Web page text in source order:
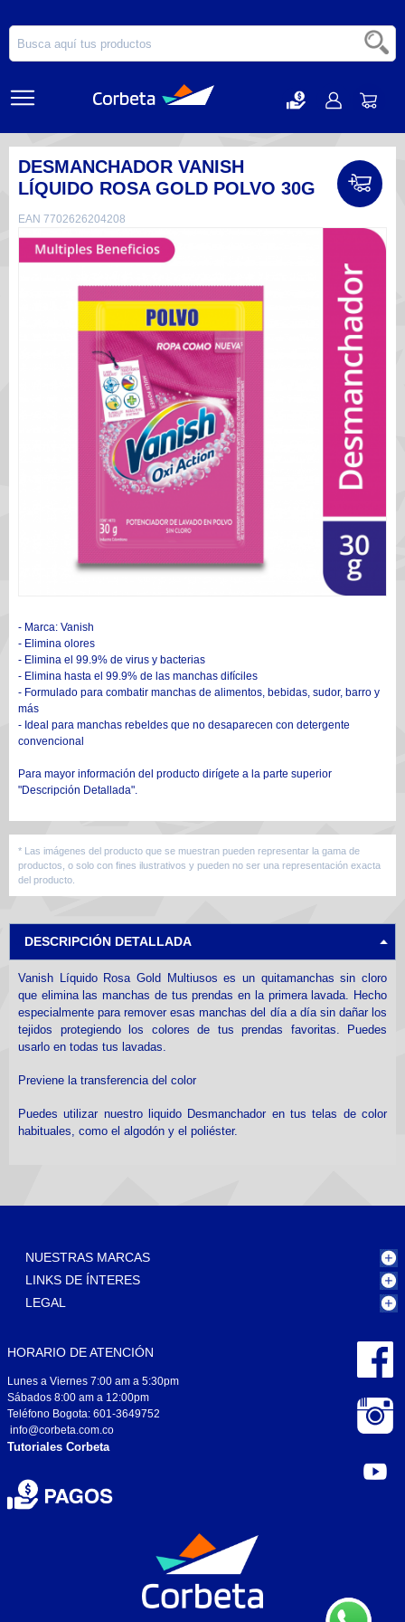
DESMANCHADOR VANISH
LÍQUIDO ROSA GOLD POLVO 30G
EAN 7702626204208
- Marca: Vanish
- Elimina olores
- Elimina el 99.9% de virus y bacterias
- Elimina hasta el 99.9% de las manchas difíciles
- Formulado para combatir manchas de alimentos, bebidas, sudor, barro y
más
- Ideal para manchas rebeldes que no desaparecen con detergente
convencional
Para mayor información del producto dirígete a la parte superior
"Descripción Detallada".
* Las imágenes del producto que se muestran pueden representar la gama de
productos, o solo con fines ilustrativos y pueden no ser una representación exacta
del producto.
DESCRIPCIÓN DETALLADA
Vanish Líquido Rosa Gold Multiusos es un quitamanchas sin cloro
que elimina las manchas de tus prendas en la primera lavada. Hecho
especialmente para remover esas manchas del día a día sin dañar los
tejidos protegiendo los colores de tus prendas favoritas. Puedes
usarlo en todas tus lavadas.
Previene la transferencia del color
Puedes utilizar nuestro liquido Desmanchador en tus telas de color
habituales, como el algodón y el poliéster.
NUESTRAS MARCAS
LINKS DE ÍNTERES
LEGAL
HORARIO DE ATENCIÓN
Lunes a Viernes 7:00 am a 5:30pm
Sábados 8:00 am a 12:00pm
Teléfono Bogota: 601-3649752
info@corbeta.com.co
Tutoriales Corbeta